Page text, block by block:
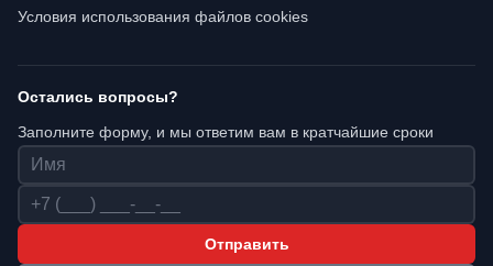
Условия использования файлов cookies
Остались вопросы?
Заполните форму, и мы ответим вам в кратчайшие сроки
Имя
Телефон
Отправить